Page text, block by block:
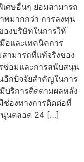
ศษอื่นๆ ย่อมสามารถ
พมากกว่า การลงทุน
องบริษัทในการให้
อและเทคนิคการ
ามารถที่แท้จริงของ
ซ่อมและการสนับสนุน
อีกปัจจัยสำคัญในการ
บริการติดตามผลหลัง
ช่องทางการติดต่อที่
นุนตลอด 24 […]